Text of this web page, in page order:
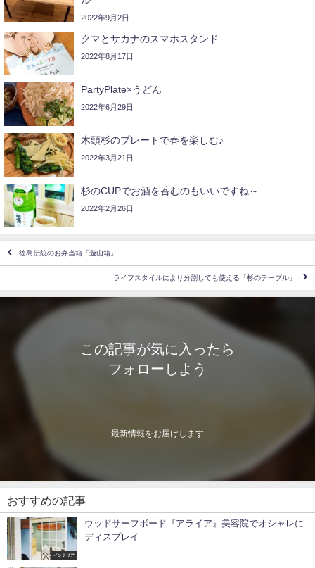
2022年9月2日
クマとサカナのスマホスタンド
2022年8月17日
PartyPlate×うどん
2022年6月29日
木頭杉のプレートで春を楽しむ♪
2022年3月21日
杉のCUPでお酒を呑むのもいいですね～
2022年2月26日
徳島伝統のお弁当箱「遊山箱」
ライフスタイルにより分割しても使える「杉のテーブル」
この記事が気に入ったら
フォローしよう
最新情報をお届けします
おすすめの記事
インテリア
ウッドサーフボード『アライア』美容院でオシャレに
ディスプレイ